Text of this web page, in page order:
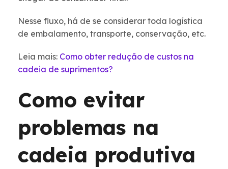
Nesse fluxo, há de se considerar toda logística
de embalamento, transporte, conservação, etc.
Leia mais: Como obter redução de custos na
cadeia de suprimentos?
Como evitar
problemas na
cadeia produtiva